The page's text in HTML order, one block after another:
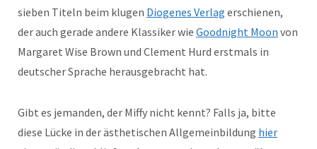
sieben Titeln beim klugen Diogenes Verlag erschienen,
der auch gerade andere Klassiker wie Goodnight Moon von
Margaret Wise Brown und Clement Hurd erstmals in
deutscher Sprache herausgebracht hat.
Gibt es jemanden, der Miffy nicht kennt? Falls ja, bitte
diese Lücke in der ästhetischen Allgemeinbildung hier